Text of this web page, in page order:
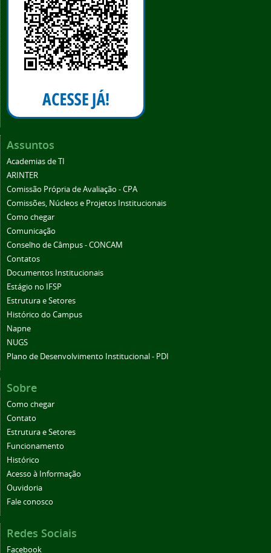
Assuntos
Academias de TI
ARINTER
Comissão Própria de Avaliação - CPA
Comissões, Núcleos e Projetos Institucionais
Como chegar
Comunicação
Conselho de Câmpus - CONCAM
Contatos
Documentos Institucionais
Estágio no IFSP
Estrutura e Setores
Histórico do Campus
Napne
NUGS
Plano de Desenvolvimento Institucional - PDI
Sobre
Como chegar
Contato
Estrutura e Setores
Funcionamento
Histórico
Acesso à Informação
Ouvidoria
Fale conosco
Redes Sociais
Facebook